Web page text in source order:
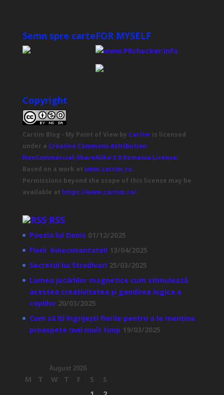
Semn spre carteFOR MYSELF
Copyright
Cartim Blog - My Point of Viewby Caritm is licensed
under a Creative Commons Attribution-
NonCommercial-ShareAlike 3.0 Romania License.
Based on a work at www.cartim.ro.
Permissions beyond the scope of this license may be
available at https://www.cartim.ro/.
RSS
Poezia lui Denis 01/12/2025
Florii binecuvantate!! 13/04/2025
Secretul lui Stradivari 25/03/2025
Lumea jucăriilor magnetice cum stimulează
acestea creativitatea și gandirea logica a
copiilor 20/03/2025
Cum să îți îngrijești florile pentru a le menține
proaspete mai mult timp 19/03/2025
August 2026
M T W T F S
S